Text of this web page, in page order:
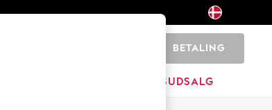
BETALING
OPRYDNINGSUDSALG